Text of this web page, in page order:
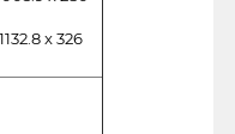
x 326